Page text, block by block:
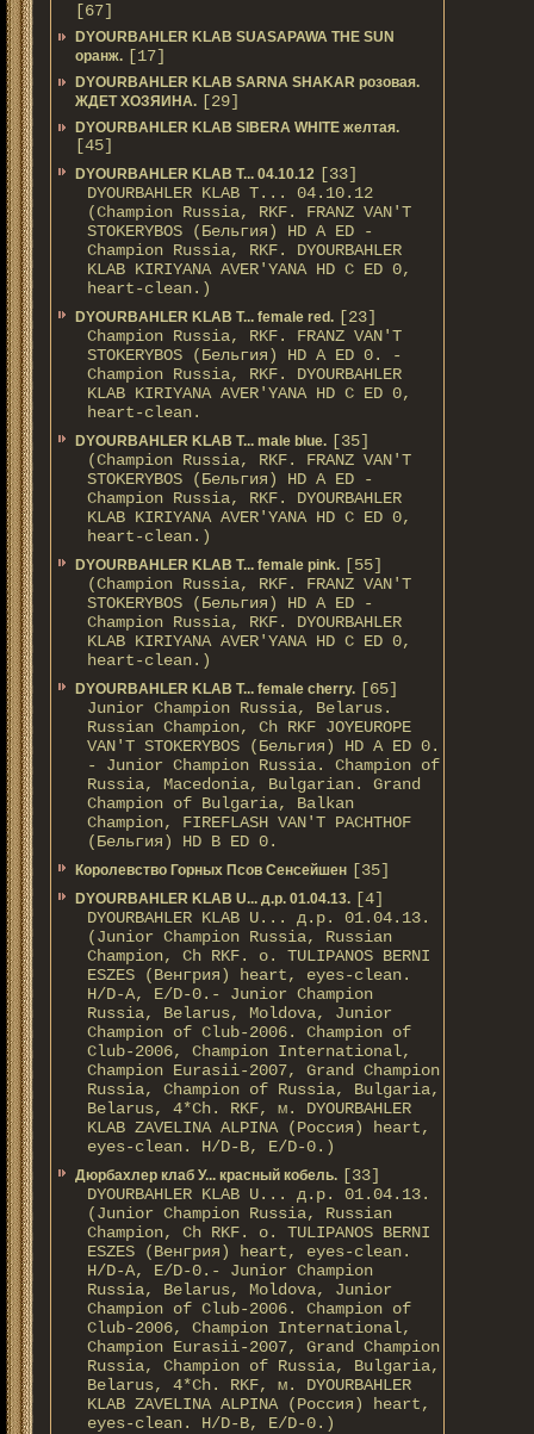
[67]
DYOURBAHLER KLAB SUASAPAWA THE SUN
оранж. [17]
DYOURBAHLER KLAB SARNA SHAKAR розовая.
ЖДЕТ ХОЗЯИНА. [29]
DYOURBAHLER KLAB SIBERA WHITE желтая.
[45]
DYOURBAHLER KLAB T... 04.10.12 [33]
DYOURBAHLER KLAB T... 04.10.12
(Champion Russia, RKF. FRANZ VAN'T
STOKERYBOS (Бельгия) HD А ED -
Champion Russia, RKF. DYOURBAHLER
KLAB KIRIYANA AVER'YANA HD С ED 0,
heart-clean.)
DYOURBAHLER KLAB T... female red. [23]
Champion Russia, RKF. FRANZ VAN'T
STOKERYBOS (Бельгия) HD А ED 0. -
Champion Russia, RKF. DYOURBAHLER
KLAB KIRIYANA AVER'YANA HD С ED 0,
heart-clean.
DYOURBAHLER KLAB T... male blue. [35]
(Champion Russia, RKF. FRANZ VAN'T
STOKERYBOS (Бельгия) HD А ED -
Champion Russia, RKF. DYOURBAHLER
KLAB KIRIYANA AVER'YANA HD С ED 0,
heart-clean.)
DYOURBAHLER KLAB T... female pink. [55]
(Champion Russia, RKF. FRANZ VAN'T
STOKERYBOS (Бельгия) HD А ED -
Champion Russia, RKF. DYOURBAHLER
KLAB KIRIYANA AVER'YANA HD С ED 0,
heart-clean.)
DYOURBAHLER KLAB T... female cherry. [65]
Junior Champion Russia, Belarus.
Russian Champion, Ch RKF JOYEUROPE
VAN'T STOKERYBOS (Бельгия) HD А ED 0.
- Junior Champion Russia. Champion of
Russia, Macedonia, Bulgarian. Grand
Champion of Bulgaria, Balkan
Champion, FIREFLASH VAN'T PACHTHOF
(Бельгия) HD B ED 0.
Королевство Горных Псов Сенсейшен [35]
DYOURBAHLER KLAB U... д.р. 01.04.13. [4]
DYOURBAHLER KLAB U... д.р. 01.04.13.
(Junior Champion Russia, Russian
Champion, Ch RKF. о. TULIPANOS BERNI
ESZES (Венгрия) heart, eyes-clean.
H/D-A, E/D-0.- Junior Champion
Russia, Belarus, Moldova, Junior
Champion of Club-2006. Champion of
Club-2006, Champion International,
Champion Eurasii-2007, Grand Champion
Russia, Champion of Russia, Bulgaria,
Belarus, 4*Ch. RKF, м. DYOURBAHLER
KLAB ZAVELINA ALPINA (Россия) heart,
eyes-clean. H/D-В, E/D-0.)
Дюрбахлер клаб У... красный кобель. [33]
DYOURBAHLER KLAB U... д.р. 01.04.13.
(Junior Champion Russia, Russian
Champion, Ch RKF. о. TULIPANOS BERNI
ESZES (Венгрия) heart, eyes-clean.
H/D-A, E/D-0.- Junior Champion
Russia, Belarus, Moldova, Junior
Champion of Club-2006. Champion of
Club-2006, Champion International,
Champion Eurasii-2007, Grand Champion
Russia, Champion of Russia, Bulgaria,
Belarus, 4*Ch. RKF, м. DYOURBAHLER
KLAB ZAVELINA ALPINA (Россия) heart,
eyes-clean. H/D-В, E/D-0.)